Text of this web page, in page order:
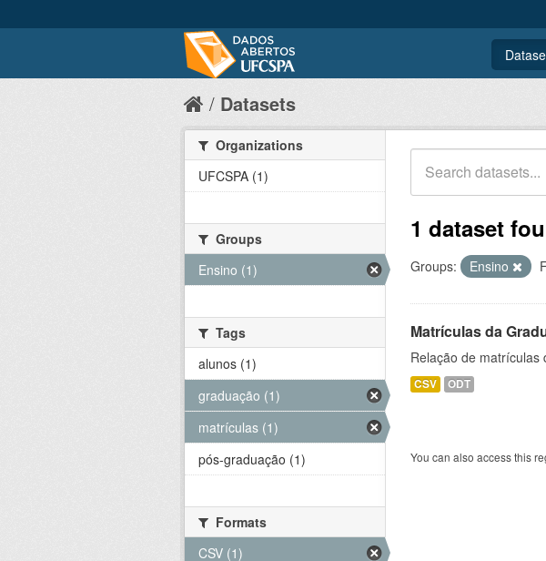
Datasets
1 dataset
Groups: Ensino
Matrículas da
Relação de matrículas
CSV ODT
You can also access this
Organizations
UFCSPA (1)
Groups
Ensino (1)
Tags
alunos (1)
graduação (1)
matrículas (1)
pós-graduação (1)
Formats
CSV (1)